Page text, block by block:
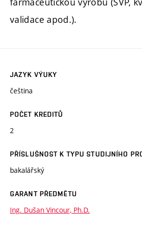
validace apod.).
JAZYK VÝUKY
čeština
POČET KREDITŮ
2
PŘÍSLUŠNOST K TYPU STUDIJNÍHO
bakalářský
GARANT PŘEDMĚTU
Ing. Dušan Vincour, Ph.D.